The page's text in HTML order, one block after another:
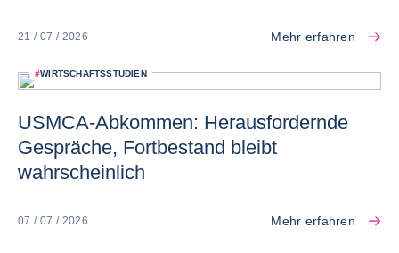
21 / 07 / 2026 Mehr erfahren
#WIRTSCHAFTSSTUDIEN
USMCA-Abkommen: Herausfordernde
Gespräche, Fortbestand bleibt
wahrscheinlich
07 / 07 / 2026 Mehr erfahren